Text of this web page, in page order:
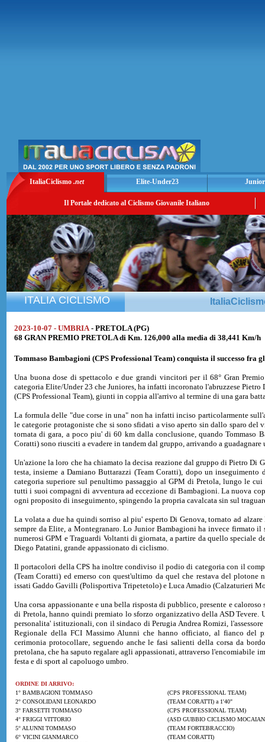
ItaliaCiclismo .net Elite-Under23
Il Portale dedicato al Ciclismo Giovanile Italiano
ITALIA CICLISMO
2023-10-07 - UMBRIA - PRETOLA (PG)
68 GRAN PREMIO PRETOLA di Km. 126,000 alla media di 38,441 Km/h
Tommaso Bambagioni (CPS Professional Team) conquista il successo fra
Una buona dose di spettacolo e due grandi vincitori per il 68° Gran
categoria Elite/Under 23 che Juniores, ha infatti incoronato l'abruzzese
(CPS Professional Team), giunti in coppia all'arrivo al termine di una gara
La formula delle "due corse in una" non ha infatti inciso particolarmente
le categorie protagoniste che si sono sfidati a viso aperto sin dallo sparo
tornata di gara, a poco piu' di 60 km dalla conclusione, quando Tommaso
Coratti) sono riusciti a evadere in tandem dal gruppo, arrivando a
Un'azione la loro che ha chiamato la decisa reazione dal gruppo di Pietro Di
testa, insieme a Damiano Buttarazzi (Team Coratti), dopo un
categoria superiore sul penultimo passaggio al GPM di Pretola, lungo le
tutti i suoi compagni di avventura ad eccezione di Bambagioni. La nuova
ogni proposito di inseguimento, spingendo la propria cavalcata sin sul
La volata a due ha quindi sorriso al piu' esperto Di Genova, tornato ad
sempre da Elite, a Montegranaro. Lo Junior Bambagioni ha invece firmato
numerosi GPM e Traguardi Voltanti di giornata, a partire da quello speciale
Diego Patatini, grande appassionato di ciclismo.
Il portacolori della CPS ha inoltre condiviso il podio di categoria con il
(Team Coratti) ed emerso con quest'ultimo da quel che restava del
issati Gaddo Gavilli (Polisportiva Tripetetolo) e Luca Amadio (Calzaturieri
Una corsa appassionante e una bella risposta di pubblico, presente e
di Pretola, hanno quindi premiato lo sforzo organizzativo della ASD
personalita' istituzionali, con il sindaco di Perugia Andrea Romizi,
Regionale della FCI Massimo Alunni che hanno officiato, al fianco del
cerimonia protocollare, seguendo anche le fasi salienti della corsa da
pretolana, che ha saputo regalare agli appassionati, attraverso
festa e di sport al capoluogo umbro.
ORDINE DI ARRIVO:
1° BAMBAGIONI TOMMASO
(CPS PROFESSIONAL TEAM)
2° CONSOLIDANI LEONARDO
(TEAM CORATTI) a 1'40"
3° FARSETTI TOMMASO
(CPS PROFESSIONAL TEAM)
4° FRIGGI VITTORIO
(ASD GUBBIO CICLISMO
5° ALUNNI TOMMASO
(TEAM FORTEBRACCIO)
6° VICINI GIANMARCO
(TEAM CORATTI)